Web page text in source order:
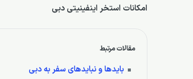
امکانات استخر اینفینیتی دبی
مقالات مرتبط
بایدها و نبایدهای سفر به دبی